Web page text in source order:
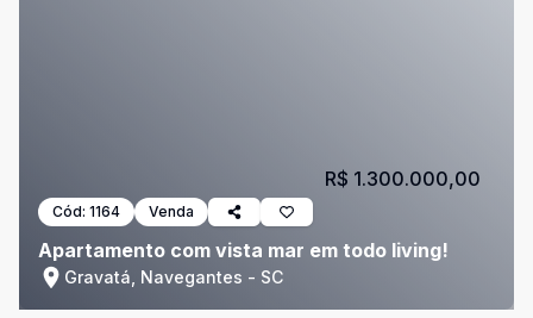
Cód: 1164 Venda
Apartamento com vista mar em todo living!
Gravatá, Navegantes - SC
R$ 1.300.000,00